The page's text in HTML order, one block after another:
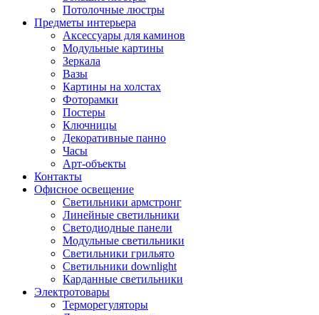
Потолочные люстры
Предметы интерьера
Аксессуары для каминов
Модульные картины
Зеркала
Вазы
Картины на холстах
Фоторамки
Постеры
Ключницы
Декоративные панно
Часы
Арт-объекты
Контакты
Офисное освещение
Светильники армстронг
Линейные светильники
Светодиодные панели
Модульные светильники
Светильники грильято
Светильники downlight
Карданные светильники
Электротовары
Терморегуляторы